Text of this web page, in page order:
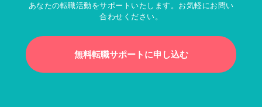
あなたの転職活動をサポートいたします。お気軽にお問い
合わせください。
無料転職サポートに申し込む